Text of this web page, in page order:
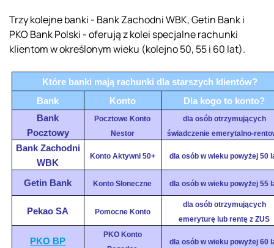
Trzy kolejne banki - Bank Zachodni WBK, Getin Bank i
PKO Bank Polski - oferują z kolei specjalne rachunki
klientom w określonym wieku (kolejno 50, 55 i 60 lat).
Które banki mają rachunki dla starszych klientów?
Bank
Konto
Dla kogo to konto?
Bank
Pocztowy
Pocztowe Konto
Nestor
dla osób otrzymujących
świadczenie emerytalno-
Bank Zachodni
WBK
Konto Aktywni 50+ dla osób w wieku powyżej 50
Getin Bank Konto Słoneczne dla osób w wieku powyżej 55
Pekao SA Pomocne Konto
dla osób otrzymujących
emeryturę lub rentę z ZUS
PKO BP
PKO Konto
dla osób w wieku powyżej 60